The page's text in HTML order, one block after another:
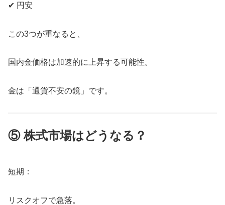
✔ 円安
この3つが重なると、
国内金価格は加速的に上昇する可能性。
金は「通貨不安の鏡」です。
⑤ 株式市場はどうなる？
短期：
リスクオフで急落。